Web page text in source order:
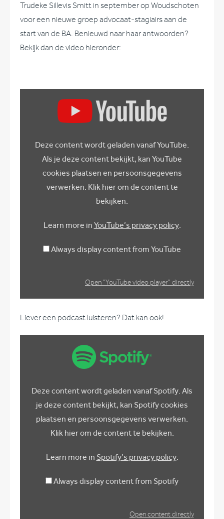
Trudeke Sillevis Smitt in september op Woudschoten
voor een nieuwe groep advocaat-stagiairs aan de
start van de BA. Benieuwd naar haar antwoorden?
Bekijk dan de video hieronder:
Deze content wordt geladen vanaf YouTube.
Als je deze content bekijkt, kan YouTube
cookies plaatsen en persoonsgegevens
verwerken. Klik hier om de content te
bekijken.
Learn more in YouTube’s privacy policy.
Always display content from YouTube
Open “YouTube video player” directly
Liever een podcast luisteren? Dat kan ook!
Deze content wordt geladen vanaf Spotify. Als
je deze content bekijkt, kan Spotify cookies
plaatsen en persoonsgegevens verwerken.
Klik hier om de content te bekijken.
Learn more in Spotify’s privacy policy.
Always display content from Spotify
Open content directly